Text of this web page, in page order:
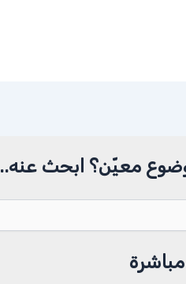
معيّن؟ ابحث عنه..